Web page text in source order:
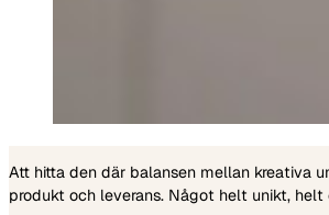
Att hitta den där balansen mellan kreativa
produkt och leverans. Något helt unikt, helt